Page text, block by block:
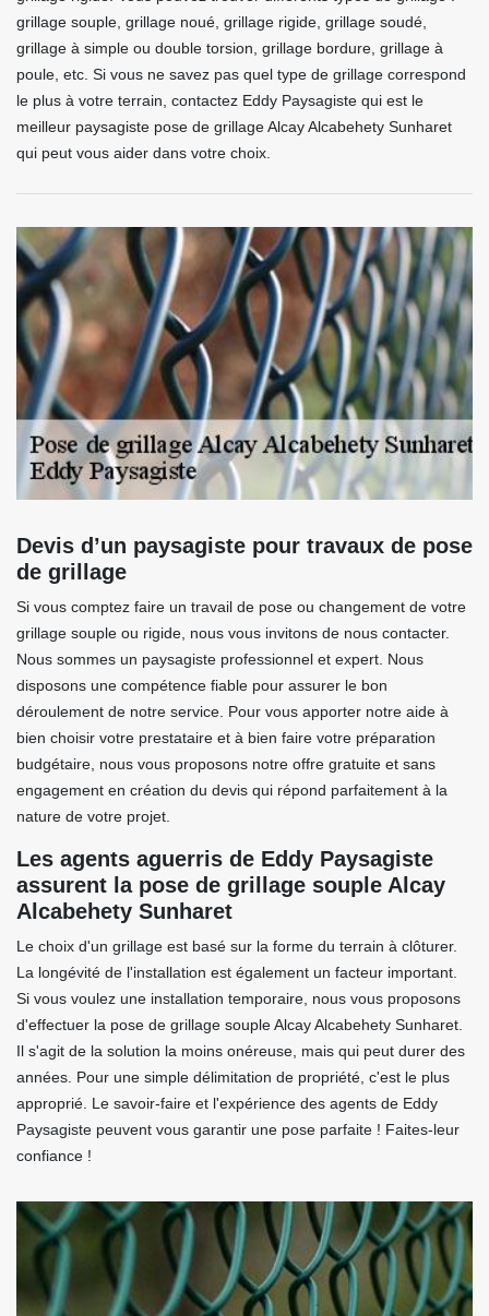
grillage souple, grillage noué, grillage rigide, grillage soudé,
grillage à simple ou double torsion, grillage bordure, grillage à
poule, etc. Si vous ne savez pas quel type de grillage correspond
le plus à votre terrain, contactez Eddy Paysagiste qui est le
meilleur paysagiste pose de grillage Alcay Alcabehety Sunharet
qui peut vous aider dans votre choix.
Devis d’un paysagiste pour travaux de pose
de grillage
Si vous comptez faire un travail de pose ou changement de votre
grillage souple ou rigide, nous vous invitons de nous contacter.
Nous sommes un paysagiste professionnel et expert. Nous
disposons une compétence fiable pour assurer le bon
déroulement de notre service. Pour vous apporter notre aide à
bien choisir votre prestataire et à bien faire votre préparation
budgétaire, nous vous proposons notre offre gratuite et sans
engagement en création du devis qui répond parfaitement à la
nature de votre projet.
Les agents aguerris de Eddy Paysagiste
assurent la pose de grillage souple Alcay
Alcabehety Sunharet
Le choix d'un grillage est basé sur la forme du terrain à clôturer.
La longévité de l'installation est également un facteur important.
Si vous voulez une installation temporaire, nous vous proposons
d'effectuer la pose de grillage souple Alcay Alcabehety Sunharet.
Il s'agit de la solution la moins onéreuse, mais qui peut durer des
années. Pour une simple délimitation de propriété, c'est le plus
approprié. Le savoir-faire et l'expérience des agents de Eddy
Paysagiste peuvent vous garantir une pose parfaite ! Faites-leur
confiance !